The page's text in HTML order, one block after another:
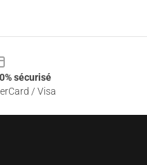
sécurisé
/ Visa